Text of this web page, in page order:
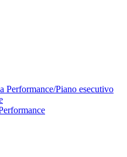
Performance/Piano esecutivo